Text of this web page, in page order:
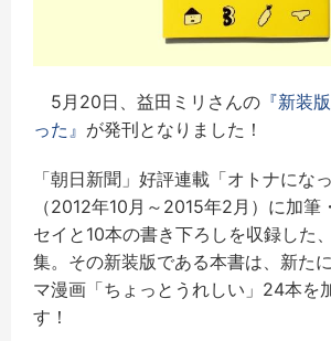
5月20日、益田ミリさんの 『新装
った』 が発刊となりました！
「朝日新聞」好評連載「オトナにな
（2012年10月～2015年2月）に加筆
セイと10本の書き下ろしを収録した
集。その新装版である本書は、新た
マ漫画「ちょっとうれしい」24本を
す！